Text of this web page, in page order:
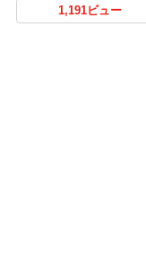
1,191ビュー